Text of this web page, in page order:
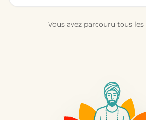
Vous avez parcouru tous les